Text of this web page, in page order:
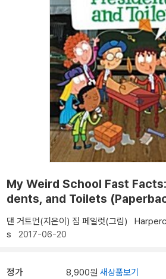
My Weird School Fast
dents, and Toilets
댄 거트먼(지은이) 짐 페일럿(그림)
s 2017-06-20
정가 8,900원 새상품보기